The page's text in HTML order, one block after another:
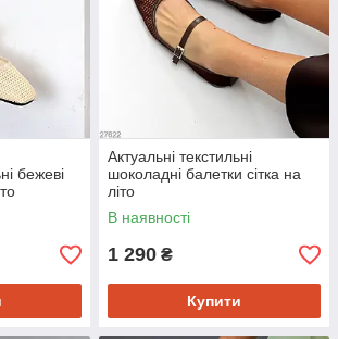
бежеві
Актуальні текстильні
шоколадні балетки сітка на
літо
В наявності
1 290 ₴
Купити